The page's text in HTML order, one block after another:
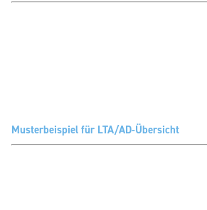
Musterbeispiel für LTA/AD-Übersicht